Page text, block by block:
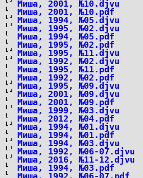
Миша, 2001, №10.djvu
Миша, 2001, №10.pdf
Миша, 1994, №05.djvu
Миша, 1995, №02.djvu
Миша, 1994, №05.pdf
Миша, 1995, №02.pdf
Миша, 1995, №11.djvu
Миша, 1992, №02.djvu
Миша, 1995, №11.pdf
Миша, 1992, №02.pdf
Миша, 1995, №09.djvu
Миша, 2001, №09.djvu
Миша, 2001, №09.pdf
Миша, 1999, №03.djvu
Миша, 2012, №04.pdf
Миша, 1994, №01.djvu
Миша, 1994, №01.pdf
Миша, 1994, №03.djvu
Миша, 1992, №06-07.djvu
Миша, 2016, №11-12.djvu
Миша, 1994, №03.pdf
Миша, 1992, №06-07.pdf